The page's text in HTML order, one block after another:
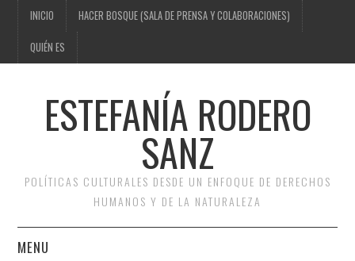
INICIO HACER BOSQUE (SALA DE PRENSA Y COLABORACIONES)
QUIÉN ES
ESTEFANÍA RODERO
SANZ
POLÍTICAS CULTURALES DESDE UN ENFOQUE DE DERECHOS
HUMANOS Y DE LA NATURALEZA
MENU